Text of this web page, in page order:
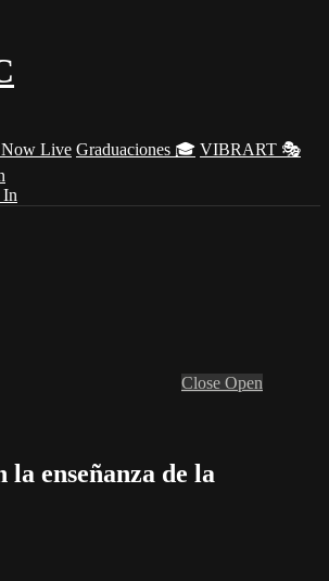
Live Graduaciones 🎓 VIBRART 🎭
In
Close Open
la enseñanza de la